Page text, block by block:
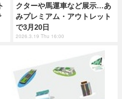
クターや馬運車など展示…あ
みプレミアム・アウトレット
で3月20日
2026.3.19 Thu 16:00